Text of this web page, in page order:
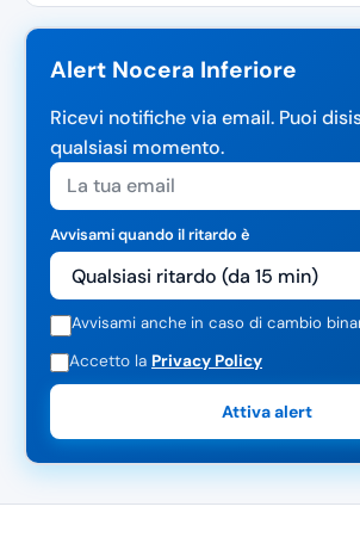
Alert Nocera Inferiore
Ricevi notifiche via email. Puoi
qualsiasi momento.
Avvisami quando il ritardo è
Avvisami anche in caso di cambio
Accetto la Privacy Policy
Attiva alert